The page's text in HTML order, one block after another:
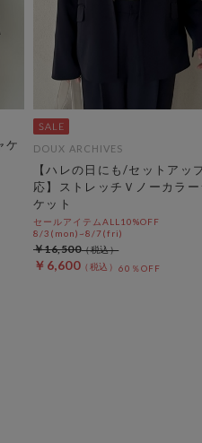
ケ
DOUX ARCHIVES
【ハレの日にも/セットアッ
応】ストレッチＶノーカラー
ケット
セールアイテムALL10%OFF
8/3(mon)~8/7(fri)
￥6,600 60％OFF
￥16,500